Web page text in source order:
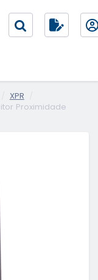
XPR
Proximidade